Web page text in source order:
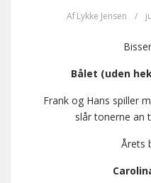
Af Lykke Jensen /
Bålet (uden
Frank og Hans spiller
slår tonerne an
Årets